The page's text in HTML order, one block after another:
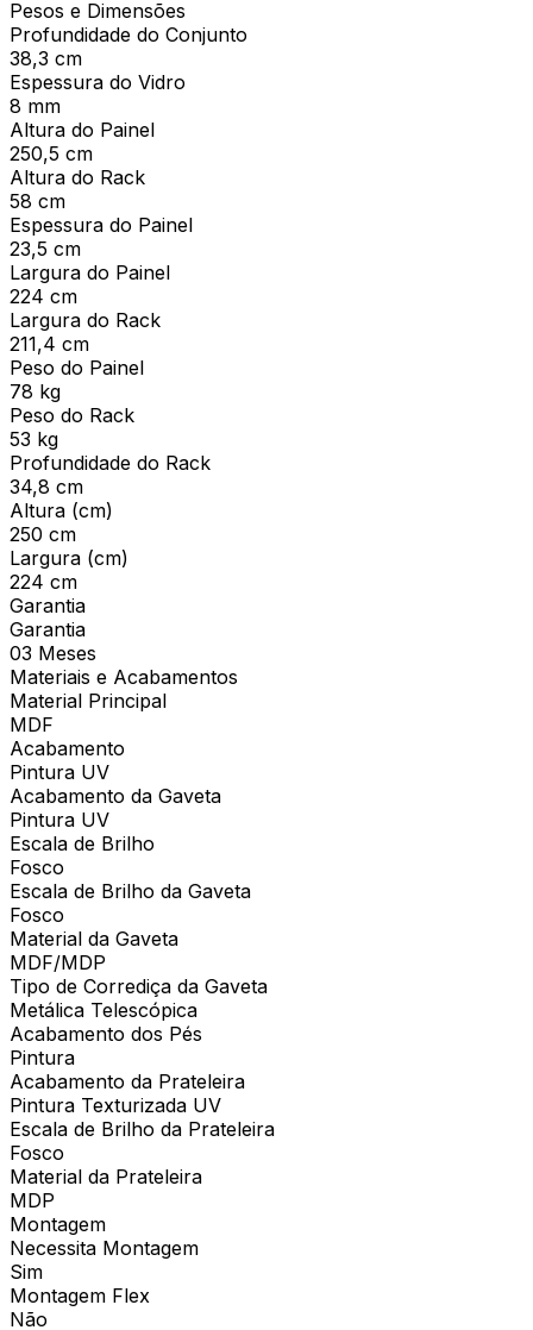
Pesos e Dimensões
Profundidade do Conjunto
38,3 cm
Espessura do Vidro
8 mm
Altura do Painel
250,5 cm
Altura do Rack
58 cm
Espessura do Painel
23,5 cm
Largura do Painel
224 cm
Largura do Rack
211,4 cm
Peso do Painel
78 kg
Peso do Rack
53 kg
Profundidade do Rack
34,8 cm
Altura (cm)
250 cm
Largura (cm)
224 cm
Garantia
Garantia
03 Meses
Materiais e Acabamentos
Material Principal
MDF
Acabamento
Pintura UV
Acabamento da Gaveta
Pintura UV
Escala de Brilho
Fosco
Escala de Brilho da Gaveta
Fosco
Material da Gaveta
MDF/MDP
Tipo de Corrediça da Gaveta
Metálica Telescópica
Acabamento dos Pés
Pintura
Acabamento da Prateleira
Pintura Texturizada UV
Escala de Brilho da Prateleira
Fosco
Material da Prateleira
MDP
Montagem
Necessita Montagem
Sim
Montagem Flex
Não